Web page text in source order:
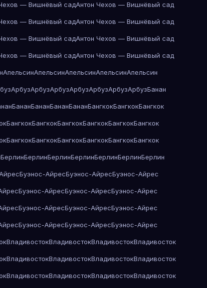
— Вишнёвый садАнтон Чехов — Вишнёвый сад
— Вишнёвый садАнтон Чехов — Вишнёвый сад
— Вишнёвый садАнтон Чехов — Вишнёвый сад
— Вишнёвый садАнтон Чехов — Вишнёвый сад
АпельсинАпельсинАпельсинАпельсинАпельсин
АрбузАрбузАрбузАрбузАрбузАрбузАрбузБанан
БананБананБананБананБангкокБангкокБангкок
БангкокБангкокБангкокБангкокБангкокБангкок
БангкокБангкокБангкокБангкокБангкокБангкок
БерлинБерлинБерлинБерлинБерлинБерлинБерлин
Буэнос-АйресБуэнос-АйресБуэнос-Айрес
Буэнос-АйресБуэнос-АйресБуэнос-Айрес
Буэнос-АйресБуэнос-АйресБуэнос-Айрес
Буэнос-АйресБуэнос-АйресБуэнос-Айрес
ВладивостокВладивостокВладивостокВладивосток
ВладивостокВладивостокВладивостокВладивосток
ВладивостокВладивостокВладивостокВладивосток